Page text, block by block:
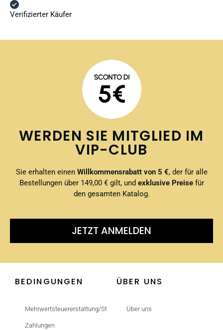
Verifizierter Käufer
WERDEN SIE MITGLIED IM
VIP-CLUB
Sie erhalten einenWillkommensrabatt von 5 €, der für alle
Bestellungen über 149,00 € gilt, und exklusive Preisefür
den gesamten Katalog.
JETZT ANMELDEN
BEDINGUNGEN
Mehrwertsteuererstattung/Steuerfrei
Zahlungen
ÜBER UNS
Über uns